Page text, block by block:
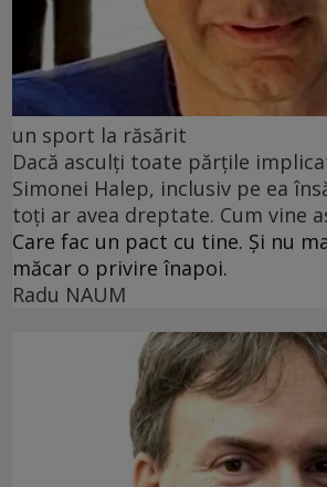
un sport la răsărit
Dacă asculți toate părțile
Simonei Halep, inclusiv pe ea
toți ar avea dreptate. Cum vine
Care fac un pact cu tine. Și nu
măcar o privire înapoi.
Radu NAUM